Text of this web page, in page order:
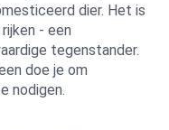
dier. Het is
- een
tegenstander.
doe je om
nodigen.